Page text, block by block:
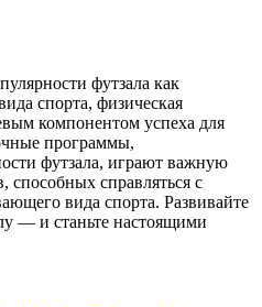
футзала как
спорта, физическая
компонентом успеха для
программы,
футзала, играют важную
способных справляться с
вида спорта. Развивайте
— и станьте настоящими